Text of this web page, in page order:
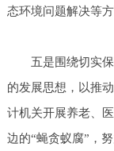
态环境问题解决等
五是围绕切实保
的发展思想，以推
计机关开展养老、
边的“蝇贪蚁腐”，